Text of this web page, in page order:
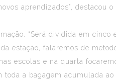
aprendizados”, destacou
“Será dividida em cinco
estação, falaremos de
escolas e na quarta
a bagagem acumulada ao